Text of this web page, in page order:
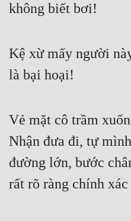
Đông Phương Huyền Huyễn
Cẩu Đạo Trường Sinh
Truyện Nam
Truyện Nữ
Vô Địch Lưu
không biết bơi!
Kệ xừ mấy người
là bại hoại!
Vẻ mặt cô trầm
Nhận đưa đi, tự
đường lớn, bước
rất rõ ràng chính